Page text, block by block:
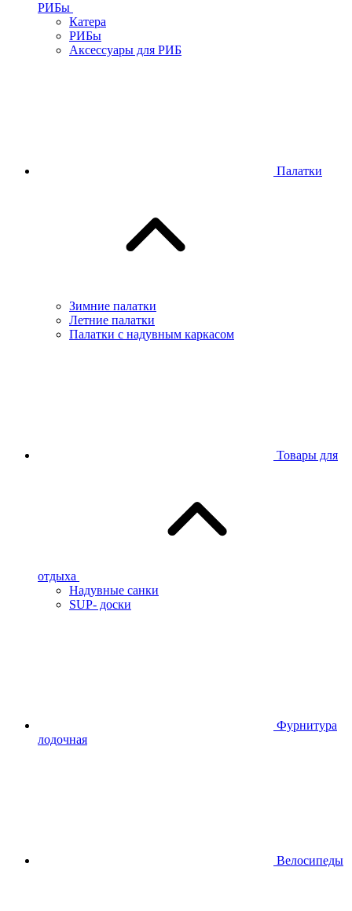
РИБы
Катера
РИБы
Аксессуары для РИБ
Палатки
Зимние палатки
Летние палатки
Палатки с надувным каркасом
Товары для
отдыха
Надувные санки
SUP- доски
Фурнитура
лодочная
Велосипеды